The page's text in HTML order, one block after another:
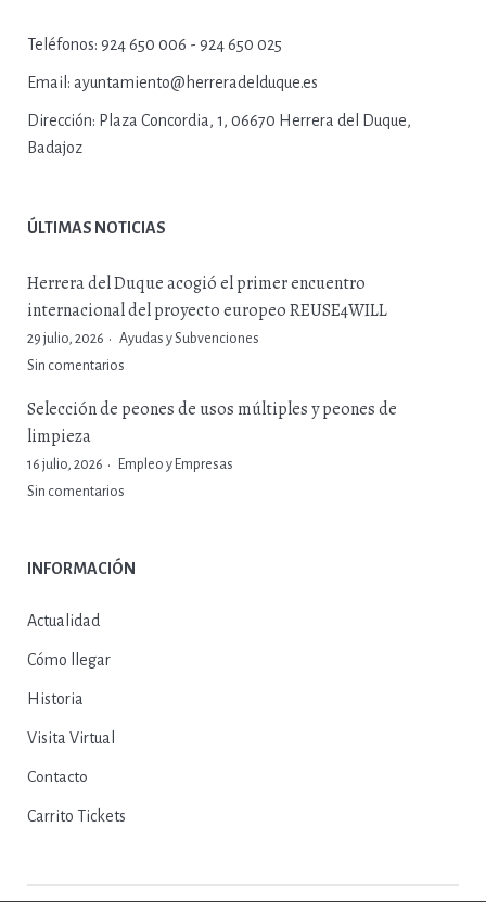
Teléfonos: 924 650 006 - 924 650 025
Email: ayuntamiento@herreradelduque.es
Dirección: Plaza Concordia, 1, 06670 Herrera del Duque,
Badajoz
ÚLTIMAS NOTICIAS
Herrera del Duque acogió el primer encuentro
internacional del proyecto europeo REUSE4WILL
29 julio, 2026
Ayudas y Subvenciones
Sin comentarios
Selección de peones de usos múltiples y peones de
limpieza
16 julio, 2026
Empleo y Empresas
Sin comentarios
INFORMACIÓN
Actualidad
Cómo llegar
Historia
Visita Virtual
Contacto
Carrito Tickets